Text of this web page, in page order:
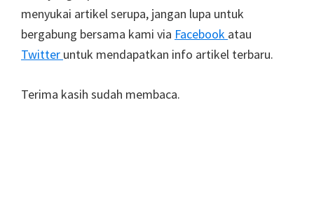
menyukai artikel serupa, jangan lupa untuk
bergabung bersama kami via Facebook atau
Twitter untuk mendapatkan info artikel terbaru.
Terima kasih sudah membaca.